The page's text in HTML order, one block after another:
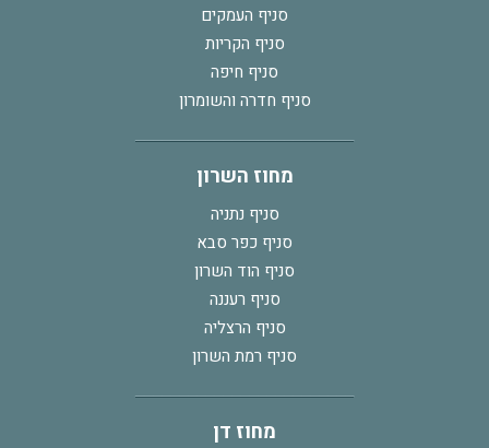
סניף העמקים
סניף הקריות
סניף חיפה
סניף חדרה והשומרון
מחוז השרון
סניף נתניה
סניף כפר סבא
סניף הוד השרון
סניף רעננה
סניף הרצליה
סניף רמת השרון
מחוז דן